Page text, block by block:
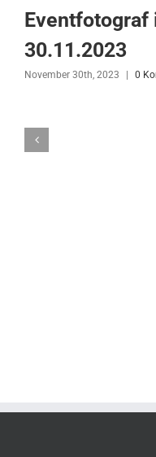
Eventfotograf
30.11.2023
November 30th, 2023 0